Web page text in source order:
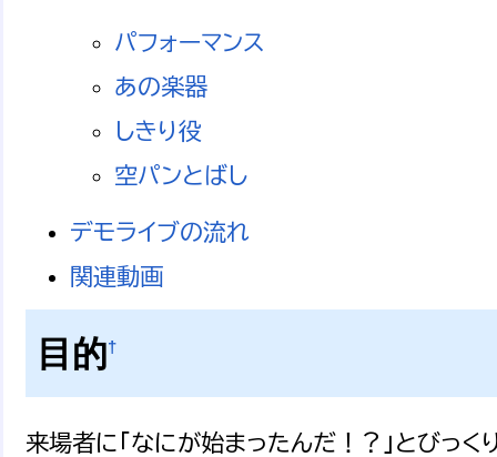
パフォーマンス
あの楽器
しきり役
空パンとばし
デモライブの流れ
関連動画
目的†
来場者に「なにが始まったんだ！？」とびっく